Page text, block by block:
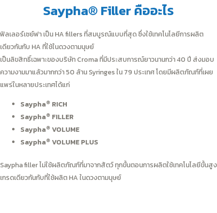
Saypha® Filler คืออะไร
ฟิลเลอร์เซย์ฟา เป็น HA fillers ที่สมบูรณ์แบบที่สุด ซึ่งใช้เทคโนโลยีการผลิต
เดียวกันกับ HA ที่ใช้ในดวงตามนุษย์
เป็นลิขสิทธิ์เฉพาะของบริษัท Croma ที่มีประสบการณ์ยาวนานกว่า 40 ปี ส่งมอบ
ความงามมาแล้วมากกว่า 50 ล้าน Syringes ใน 79 ประเทศ โดยมีผลิตภัณฑ์ที่เผย
แพร่ในหลายประเทศได้แก่
Saypha® RICH
Saypha® FILLER
Saypha® VOLUME
Saypha® VOLUME PLUS
Saypha filler ไม่ใช้ผลิตภัณฑ์ที่มาจากสัตว์ ทุกขั้นตอนการผลิตใช้เทคโนโลยีขั้นสูง
เกรดเดียวกันกับที่ใช้ผลิต HA ในดวงตามนุษย์